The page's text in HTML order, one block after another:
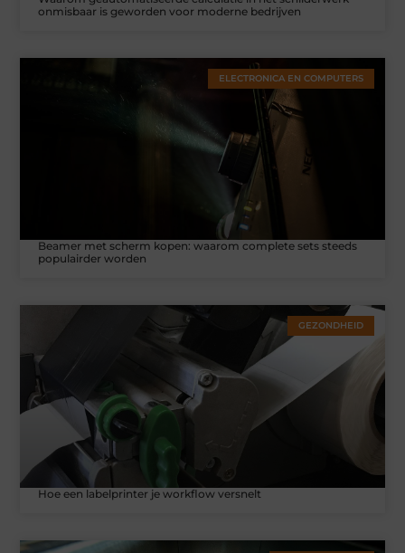
onmisbaar is geworden voor moderne bedrijven
ELECTRONICA EN COMPUTERS
Beamer met scherm kopen: waarom complete sets steeds
populairder worden
GEZONDHEID
Hoe een labelprinter je workflow versnelt